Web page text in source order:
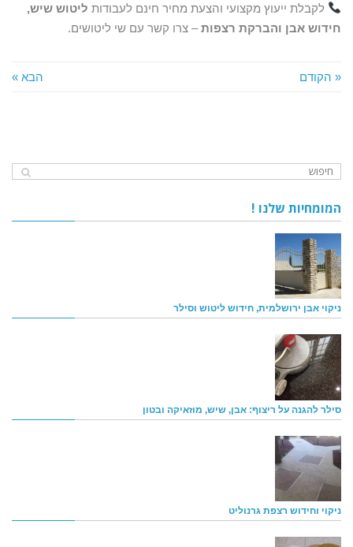
לקבלת ייעוץ מקצועי והצעת מחיר חינם לעבודות ליטוש שיש,
חידוש אבן והברקת רצפות– צרו קשר עם שי ליטושים.
« הקודם הבא »
המומחיות שלנו !
ניקוי אבן ירושלמית, חידוש ליטוש וסילר
סילר להגנה על ריצוף: אבן, שיש, מוזאיקה ובטון
ניקוי וחידוש רצפת גרנוליט